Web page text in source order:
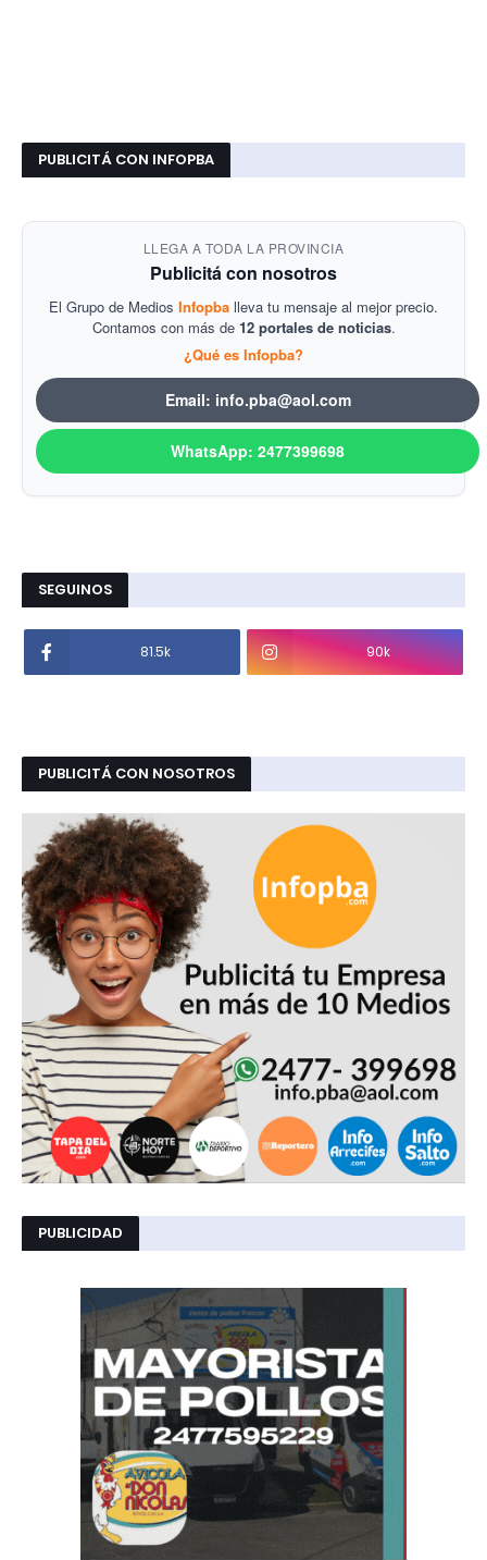
PUBLICITÁ CON INFOPBA
LLEGA A TODA LA PROVINCIA
Publicitá con nosotros
El Grupo de Medios Infopba lleva tu mensaje al mejor precio.
Contamos con más de 12 portales de noticias.
¿Qué es Infopba?
Email: info.pba@aol.com
WhatsApp: 2477399698
SEGUINOS
81.5k 90k
PUBLICITÁ CON NOSOTROS
PUBLICIDAD